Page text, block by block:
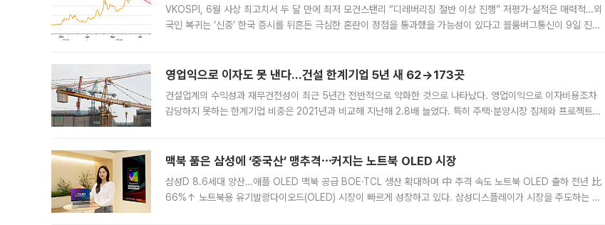
VKOSPI, 6월 사상 최고치서 두 달 만에 최저 모건스탠리 “디레버리징 절반 이상 진행” 저평가·실적은 매력적…외
국인 복귀는 ‘신중’ 한국 증시를 뒤흔든 극심한 혼란이 정점을 통과했을 가능성이 있다고 블룸버그통신이 9일 진단
영업익으로 이자도 못 낸다…건설 한계기업 5년 새 62→173곳
건설업계의 수익성과 재무건전성이 최근 5년간 전반적으로 악화한 것으로 나타났다. 영업이익으로 이자비용조차
감당하지 못하는 한계기업 비중은 2021년과 비교해 지난해 2.8배 늘었다. 특히 주택·분양시장 침체와 프로젝트파
맥북 품은 삼성에 ‘중국산’ 맹추격⋯커지는 노트북 OLED 시장
삼성D 8.6세대 양산…애플 OLED 맥북 공급 BOE·TCL 생산 확대하며 中 추격 속도 노트북 OLED 출하 전년 比
66%↑ 노트북용 유기발광다이오드(OLED) 시장이 빠르게 성장하고 있다. 삼성디스플레이가 시장을 주도하는 가